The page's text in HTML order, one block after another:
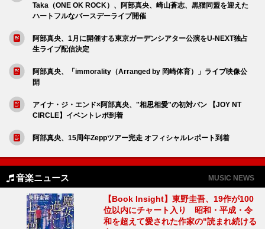
Taka（ONE OK ROCK）、阿部真央、崎山蒼志、黒猫同盟を迎えた
ハートフルなバースデーライブ開催
阿部真央、1月に開催する東京ガーデンシアター公演をU-NEXT独占
生ライブ配信決定
阿部真央、「immorality（Arranged by 岡崎体育）」ライブ映像公
開
アイナ・ジ・エンド×阿部真央、"相思相愛"の初対バン 【JOY NT
CIRCLE】イベントレポ到着
阿部真央、15周年Zeppツアー完走 オフィシャルレポート到着
音楽ニュース MUSIC NEWS
【Book Insight】東野圭吾、19作が100
位以内にチャート入り 昭和・平成・令
和を超えて愛された作家の"読まれ続ける